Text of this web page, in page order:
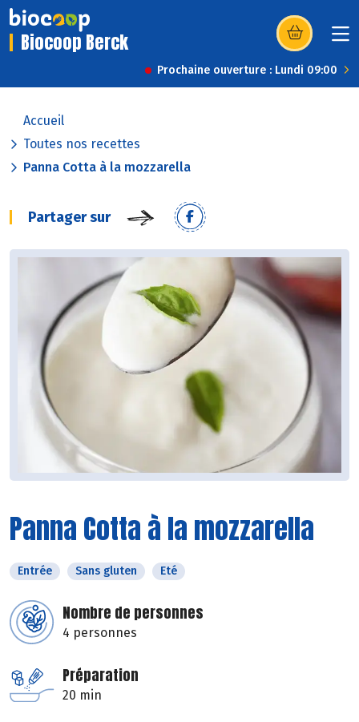
Biocoop Berck (s’ouvre dans
Prochaine ouverture : Lundi 09:00
Accueil
Toutes nos recettes
Panna Cotta à la mozzarella
Partager sur
Panna Cotta à la mozzarella
Entrée Sans gluten Eté
Nombre de personnes
4 personnes
Préparation
20 min